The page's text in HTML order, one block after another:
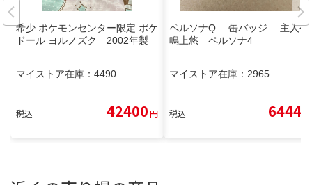
希少 ポケモンセンター限定 ポケ
ドール ヨルノズク 2002年製
マイストア在庫： 4490
税込 42400円
ペルソナQ 缶バッジ 主人公
鳴上悠 ペルソナ4
マイストア在庫： 2965
税込 6444